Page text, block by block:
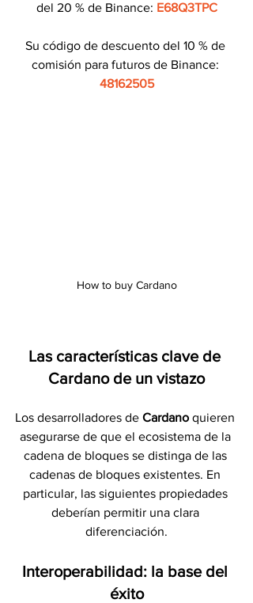
del 20 % de Binance: E68Q3TPC
Su código de descuento del 10 % de
comisión para futuros de Binance:
48162505
How to buy Cardano
Las características clave de
Cardano de un vistazo
Los desarrolladores de Cardano quieren
asegurarse de que el ecosistema de la
cadena de bloques se distinga de las
cadenas de bloques existentes. En
particular, las siguientes propiedades
deberían permitir una clara
diferenciación.
Interoperabilidad: la base del
éxito